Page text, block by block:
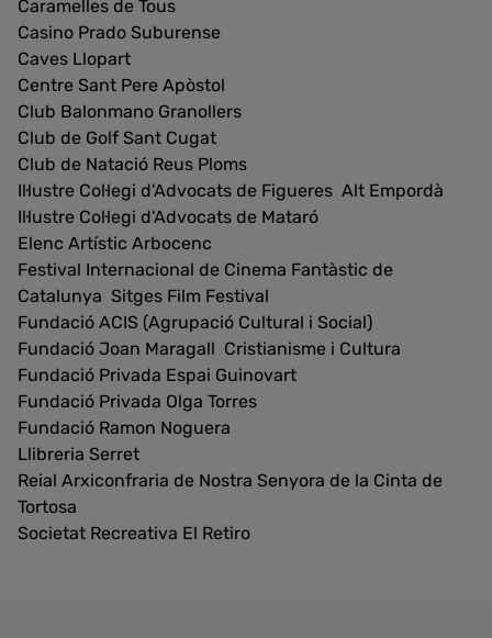
Caramelles de Tous
Casino Prado Suburense
Caves Llopart
Centre Sant Pere Apòstol
Club Balonmano Granollers
Club de Golf Sant Cugat
Club de Natació Reus Ploms
Il·lustre Col·legi d'Advocats de Figueres  Alt Empordà
Il·lustre Col·legi d'Advocats de Mataró
Elenc Artístic Arbocenc
Festival Internacional de Cinema Fantàstic de
Catalunya  Sitges Film Festival
Fundació ACIS (Agrupació Cultural i Social)
Fundació Joan Maragall  Cristianisme i Cultura
Fundació Privada Espai Guinovart
Fundació Privada Olga Torres
Fundació Ramon Noguera
Llibreria Serret
Reial Arxiconfraria de Nostra Senyora de la Cinta de
Tortosa
Societat Recreativa El Retiro